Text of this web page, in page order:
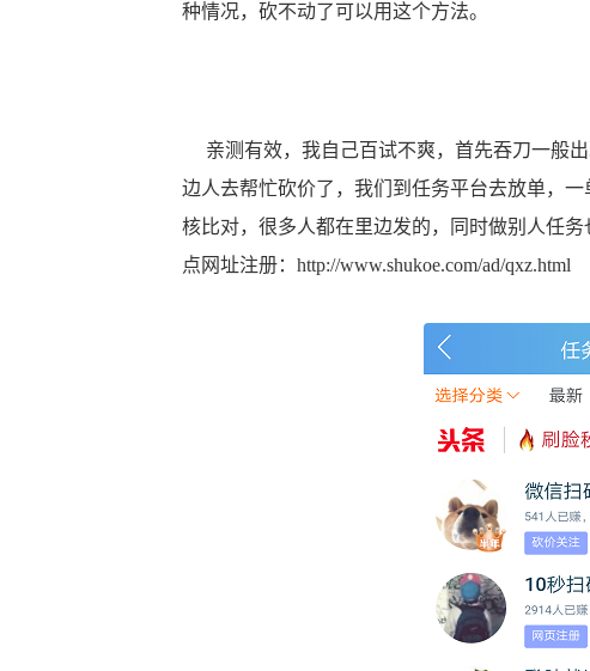
种情况，砍不动了可以用这个方法。
亲测有效，我自己百试不爽，首先吞刀一般
边人去帮忙砍价了，我们到任务平台去放单，
核比对，很多人都在里边发的，同时做别人任
点网址注册： http://www.shukoe.com/ad/qxz.html